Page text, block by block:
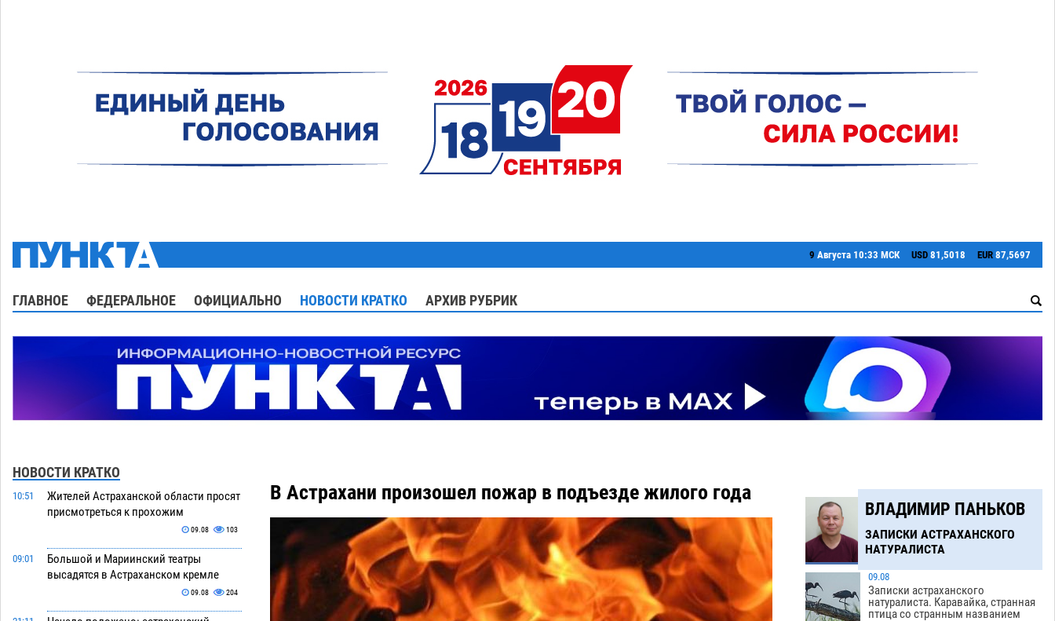
9 Августа 10:33 МСК USD 81,5018 EUR 87,5697
ГЛАВНОЕ ФЕДЕРАЛЬНОЕ ОФИЦИАЛЬНО НОВОСТИ КРАТКО АРХИВ РУБРИК
НОВОСТИ КРАТКО
10:51
Жителей Астраханской области просят
присмотреться к прохожим
09.08 103
09:01
Большой и Мариинский театры
высадятся в Астраханском кремле
09.08 204
В Астрахани произошел пожар в подъезде жилого года
ВЛАДИМИР ПАНЬКОВ
ЗАПИСКИ АСТРАХАНСКОГО
НАТУРАЛИСТА
09.08
Записки астраханского
натуралиста. Каравайка, странная
птица со странным названием